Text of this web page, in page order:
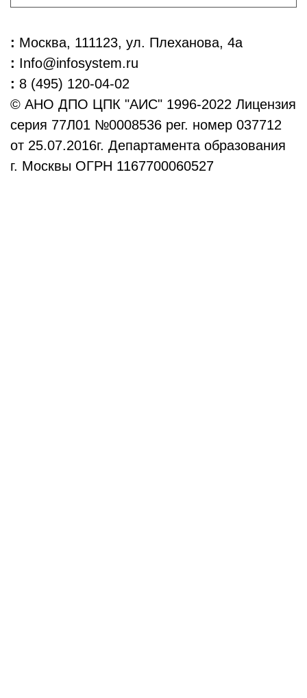
: Москва, 111123, ул. Плеханова, 4а
: Info@infosystem.ru
: 8 (495) 120-04-02
© АНО ДПО ЦПК "АИС" 1996-2022 Лицензия
серия 77Л01 №0008536 рег. номер 037712
от 25.07.2016г. Департамента образования
г. Москвы ОГРН 1167700060527